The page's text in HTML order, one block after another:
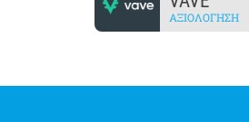
ΑΞΙΟΛΌΓΗΣΗ